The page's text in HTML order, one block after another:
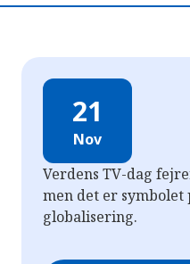
21
Nov
Verdens TV-dag
men det er
globalisering.